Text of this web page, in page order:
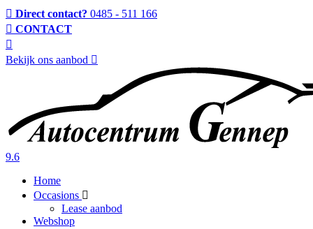
Direct contact? 0485 - 511 166
CONTACT
Bekijk ons aanbod
9.6
Home
Occasions
Lease aanbod
Webshop